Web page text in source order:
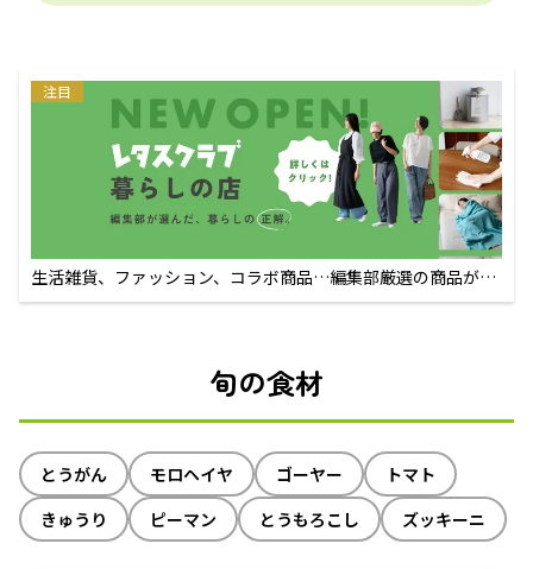
注目
生活雑貨、ファッション、コラボ商品…編集部厳選の商品が買
えるECサイト
旬の食材
とうがん モロヘイヤ ゴーヤー
トマト
きゅうり
ピーマン とうもろこし ズッキーニ